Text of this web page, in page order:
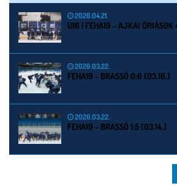
2026.04.21.
U16 | FEHA19 - AJKAI
2026.03.22.
FEHA19 - BRASSÓ 0:6 (03.16.)
2026.03.22.
FEHA19 - BRASSÓ 1:5 (03.14.)